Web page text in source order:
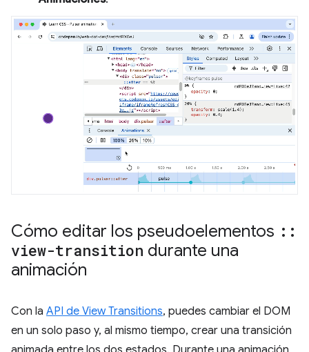
Cómo editar los pseudoelementos ::
view-transition durante una
animación
Con la API de View Transitions, puedes cambiar el DOM
en un solo paso y, al mismo tiempo, crear una transición